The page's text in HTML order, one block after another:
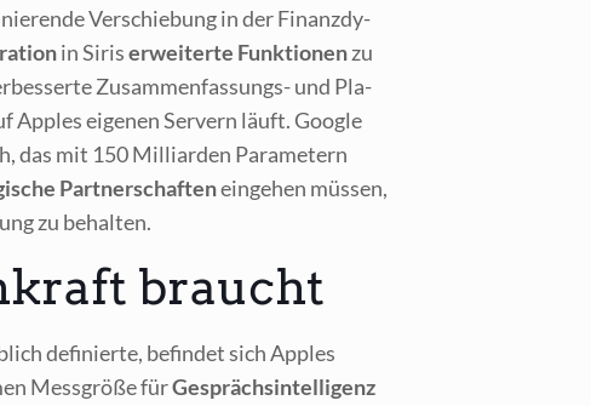
Ver­schie­bung in der Finanz­dy­
in Siriserwei­ter­te Funk­tio­nenzu
Zusam­men­fas­sungs- und Pla­
eige­nen Ser­vern läuft. Goog­le
das mit 150 Mil­li­ar­den Para­me­tern
Part­ner­schaf­tenein­ge­hen müs­sen,
zu behalten.
braucht
defi­nier­te, befin­det sich App­les
Mess­grö­ße fürGesprächs­in­tel­li­genz